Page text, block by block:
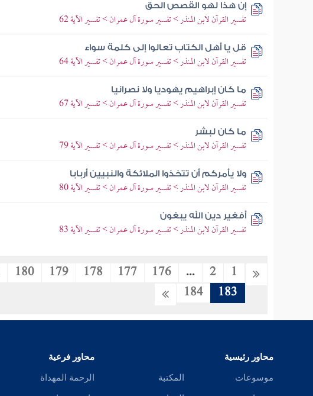
إن هذا لهو القصص الحق
تفسير القرآن لابن المنذر > تفسير سورة آل عمران > تفسير الآية 62
قل يا أهل الكتاب تعالوا إلى كلمة سواء
تفسير القرآن لابن المنذر > تفسير سورة آل عمران > تفسير الآية 64
ما كان إبراهيم يهوديا ولا نصرانيا
تفسير القرآن لابن المنذر > تفسير سورة آل عمران > تفسير الآية 67
ما كان لبشر
تفسير القرآن لابن المنذر > تفسير سورة آل عمران > تفسير الآية 79
ولا يأمركم أن تتخذوا الملائكة والنبيين أربابا
تفسير القرآن لابن المنذر > تفسير سورة آل عمران > تفسير الآية 80
أفغير دين الله يبغون
تفسير القرآن لابن المنذر > تفسير سورة آل عمران > تفسير الآية 83
1
2
...
176
177
178
179
180
183
184
محاور رئيسية
موسوعات المكتبة
محاور فرعية
الرحمة المهداة